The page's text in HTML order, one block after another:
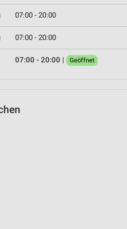
07:00 - 20:00
07:00 - 20:00
07:00 - 20:00 | Geöffnet